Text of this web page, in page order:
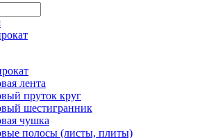
лента
пруток круг
шестигранник
чушка
полосы (листы, плиты)